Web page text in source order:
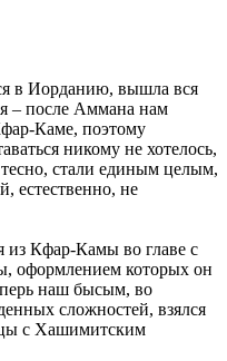
в Иорданию, вышла вся
– после Аммана нам
Каме, поэтому
никому не хотелось,
стали единым целым,
естественно, не
из Кфар-Камы во главе с
оформлением которых он
наш бысым, во
сложностей, взялся
с Хашимитским